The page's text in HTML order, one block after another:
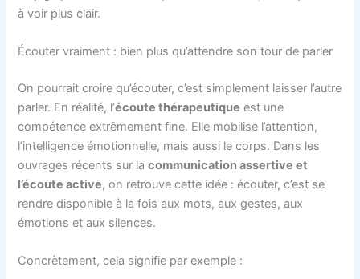
à voir plus clair.
Écouter vraiment : bien plus qu’attendre son tour de parler
On pourrait croire qu’écouter, c’est simplement laisser l’autre
parler. En réalité, l’écoute thérapeutique est une
compétence extrêmement fine. Elle mobilise l’attention,
l’intelligence émotionnelle, mais aussi le corps. Dans les
ouvrages récents sur lacommunication assertive et
l’écoute active, on retrouve cette idée : écouter, c’est se
rendre disponible à la fois aux mots, aux gestes, aux
émotions et aux silences.
Concrètement, cela signifie par exemple :